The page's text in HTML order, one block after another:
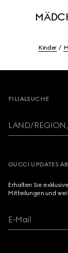
Kinder
FILIALSUCHE
LAND/REGION,
GUCCI UPDATES
Erhalten Sie
Mitteilungen und
E-Mail